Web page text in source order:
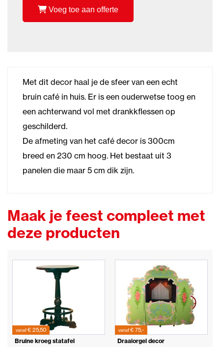
Voeg toe aan offerte
Met dit decor haal je de sfeer van een echt
bruin café in huis. Er is een ouderwetse toog en
een achterwand vol met drankkflessen op
geschilderd.
De afmeting van het café decor is 300cm
breed en 230 cm hoog. Het bestaat uit 3
panelen die maar 5 cm dik zijn.
Maak je feest compleet met
deze producten
vanaf€ 25,50
Bruine kroeg statafel
vanaf€ 75,-
Draaiorgel decor